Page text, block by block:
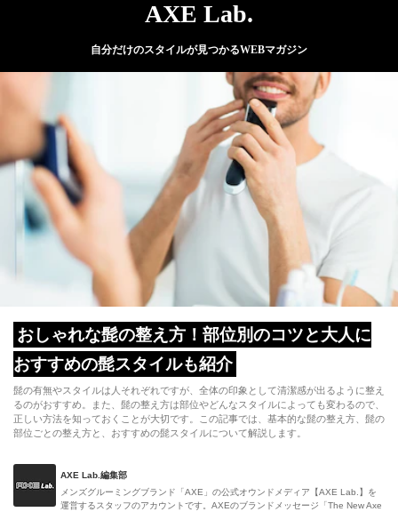
AXE Lab.
自分だけのスタイルが見つかるWEBマガジン
おしゃれな髭の整え方！部位別のコツと大人に
おすすめの髭スタイルも紹介
髭の有無やスタイルは人それぞれですが、全体の印象として清潔感が出るように整え
るのがおすすめ。また、髭の整え方は部位やどんなスタイルによっても変わるので、
正しい方法を知っておくことが大切です。この記事では、基本的な髭の整え方、髭の
部位ごとの整え方と、おすすめの髭スタイルについて解説します。
AXE Lab.編集部
メンズグルーミングブランド「AXE」の公式オウンドメディア【AXE Lab.】を
運営するスタッフのアカウントです。AXEのブランドメッセージ「The New Axe